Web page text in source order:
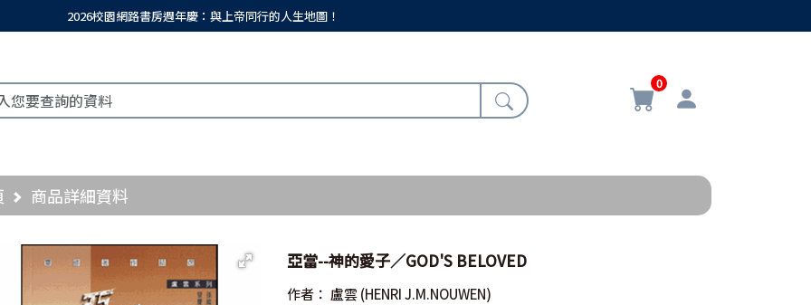
2026校園網路書房週年慶：與上帝同行的人生地圖！
0
商品詳細資料
亞當--神的愛子／GOD'S BELOVED
作者： 盧雲(HENRI J.M.NOUWEN)